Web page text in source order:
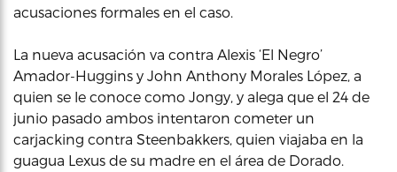
acusaciones formales en el caso.
La nueva acusación va contra Alexis ‘El Negro’
Amador-Huggins y John Anthony Morales López, a
quien se le conoce como Jongy, y alega que el 24 de
junio pasado ambos intentaron cometer un
carjacking contra Steenbakkers, quien viajaba en la
guagua Lexus de su madre en el área de Dorado.